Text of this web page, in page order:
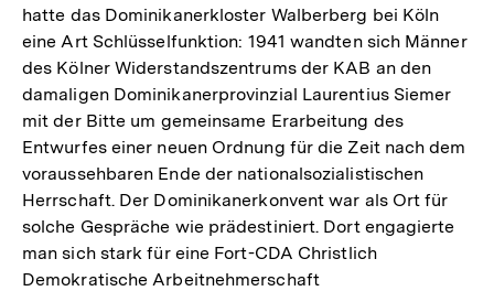
hatte das Dominikanerkloster Walberberg bei Köln
eine Art Schlüsselfunktion: 1941 wandten sich Männer
des Kölner Widerstandszentrums der KAB an den
damaligen Dominikanerprovinzial Laurentius Siemer
mit der Bitte um gemeinsame Erarbeitung des
Entwurfes einer neuen Ordnung für die Zeit nach dem
voraussehbaren Ende der nationalsozialistischen
Herrschaft. Der Dominikanerkonvent war als Ort für
solche Gespräche wie prädestiniert. Dort engagierte
man sich stark für eine Fort-CDA Christlich
Demokratische Arbeitnehmerschaft